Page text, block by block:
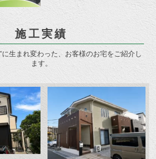
施工実績
に生まれ変わった、お客様のお宅をご紹介し
ます。